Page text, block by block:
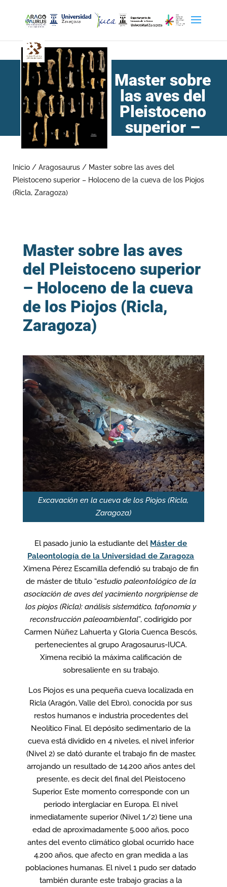
Master sobre
las aves del
Pleistoceno
superior –
(Ricla, Zaragoza)
Inicio / Aragosaurus / Master sobre las aves del
Pleistoceno superior – Holoceno de la cueva de los Piojos
(Ricla, Zaragoza)
Master sobre las aves
del Pleistoceno superior
– Holoceno de la cueva
de los Piojos (Ricla,
Zaragoza)
Excavación en la cueva de los Piojos (Ricla,
Zaragoza)
El pasado junio la estudiante del Máster de
Paleontología de la Universidad de Zaragoza
Ximena Pérez Escamilla defendió su trabajo de fin
de máster de título “estudio paleontológico de la
asociación de aves del yacimiento norgripiense de
los piojos (Ricla): análisis sistemático, tafonomía y
reconstrucción paleoambiental”, codirigido por
Carmen Núñez Lahuerta y Gloria Cuenca Bescós,
pertenecientes al grupo Aragosaurus-IUCA.
Ximena recibió la máxima calificación de
sobresaliente en su trabajo.
Los Piojos es una pequeña cueva localizada en
Ricla (Aragón, Valle del Ebro), conocida por sus
restos humanos e industria procedentes del
Neolítico Final. El depósito sedimentario de la
cueva está dividido en 4 niveles, el nivel inferior
(Nivel 2) se dató durante el trabajo fin de master,
arrojando un resultado de 14.200 años antes del
presente, es decir, del final del Pleistoceno
Superior. Este momento corresponde con un
periodo interglaciar en Europa. El nivel
inmediatamente superior (Nivel 1/2) tiene una
edad de aproximadamente 5.000 años, poco
antes del evento climático global ocurrido hace
4.200 años, que afecto en gran medida a las
poblaciones humanas. El nivel 1 pudo ser datado
también durante este trabajo gracias a la